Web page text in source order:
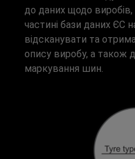
до даних щодо виробів,
частині бази даних ЄС
відсканувати та
опису виробу, а також
маркування шин.